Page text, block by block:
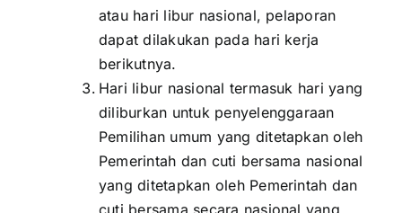
atau hari libur nasional, pelaporan
dapat dilakukan pada hari kerja
berikutnya.
Hari libur nasional termasuk hari yang
diliburkan untuk penyelenggaraan
Pemilihan umum yang ditetapkan oleh
Pemerintah dan cuti bersama nasional
yang ditetapkan oleh Pemerintah dan